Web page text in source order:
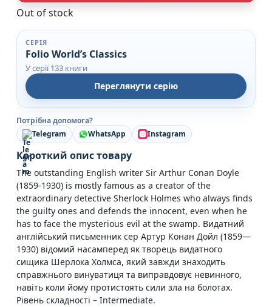
Out of stock
СЕРІЯ
Folio World’s Classics
У серії 133 книги
Переглянути серію
Потрібна допомога?
Telegram
WhatsApp Instagram
Короткий опис товару
The outstanding English writer Sir Arthur Conan Doyle
(1859-1930) is mostly famous as a creator of the
extraordinary detective Sherlock Holmes who always finds
the guilty ones and defends the innocent, even when he
has to face the mysterious evil at the swamp. Видатний
англійський письменник сер Артур Конан Дойл (1859—
1930) відомий насамперед як творець видатного
сищика Шерлока Холмса, який завжди знаходить
справжнього винуватиця та виправдовує невинного,
навіть коли йому протистоять сили зла на болотах.
Рівень складності – Intermediate.